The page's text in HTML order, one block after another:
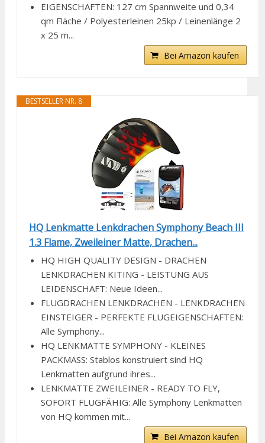
EIGENSCHAFTEN: 127 cm Spannweite und 0,34
qm Fläche / Polyesterleinen 25kp / Leinenlänge 2
x 25 m...
Bei Amazon kaufen
BESTSELLER NR. 8
HQ Lenkmatte Lenkdrachen Symphony Beach III
1.3 Flame, Zweileiner Matte, Drachen...
HQ HIGH QUALITY DESIGN - DRACHEN
LENKDRACHEN KITING - LEISTUNG AUS
LEIDENSCHAFT: Neue Ideen...
FLUGDRACHEN LENKDRACHEN - LENKDRACHEN
EINSTEIGER - PERFEKTE FLUGEIGENSCHAFTEN:
Alle Symphony...
HQ LENKMATTE SYMPHONY - KLEINES
PACKMASS: Stablos konstruiert sind HQ
Lenkmatten aufgrund ihres...
LENKMATTE ZWEILEINER - READY TO FLY,
SOFORT FLUGFÄHIG: Alle Symphony Lenkmatten
von HQ kommen mit...
Bei Amazon kaufen